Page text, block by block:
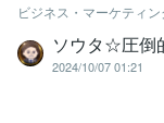
ビジネス・マーケティン
ソウタ☆圧倒
2024/10/07 01:21